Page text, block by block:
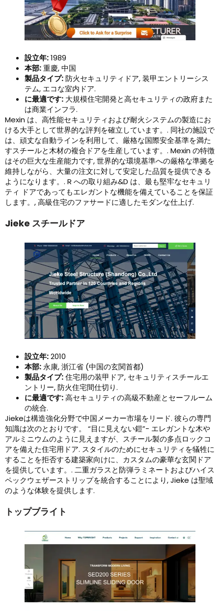
設立年:1989
本部:重慶, 中国
製品タイプ: 防火セキュリティドア, 装甲エントリーシス
テム, エコな室内ドア.
に最適です: 大規模住宅開発と高セキュリティの政府また
は商業インフラ.
Mexin は、高性能セキュリティおよび耐火システムの製造にお
ける大手として世界的な評判を確立しています。. 同社の施設で
は、頑丈な自動ラインを利用して、厳格な国際安全基準を満た
すスチールと木材の複合ドアを生産しています。. Mexin の特徴
はその巨大な生産能力です, 世界的な環境基準への厳格な準拠を
維持しながら、大量の注文に対して安定した品質を提供できる
ようになります。. R への取り組み&D は、最も堅牢なセキュリ
ティ ドアであってもエレガントな機能を備えていることを保証
します。, 高級住宅のファサードに適したモダンな仕上げ.
Jieke スチールドア
設立年:2010
本部: 永康, 浙江省 (中国の玄関首都)
製品タイプ:住宅用の装甲ドア, セキュリティスチールエ
ントリー, 防火住宅間仕切り.
に最適です:高セキュリティの高級不動産とセーフルーム
の統合.
Jiekeは構造強化分野で中国メーカー市場をリード. 彼らの専門
知識は次のとおりです。 “目に見えない鎧”- エレガントな木や
アルミニウムのように見えますが、スチール製の多点ロックコ
アを備えた住宅用ドア. スタイルのためにセキュリティを犠牲に
することを拒否する建築家向けに、カスタムの豪華な玄関ドア
を提供しています。. 二重ガラスと防弾ラミネートおよびハイス
ペックウェザーストリップを統合することにより, Jieke は聖域
のような体験を提供します.
トップブライト